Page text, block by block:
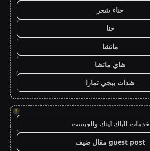
حناء شعر
حنا
ماتشا
شاي ماتشا
شدات ببجي تمارا
!
خدمات الباك لينك والجيست
guest post مقال ضيف